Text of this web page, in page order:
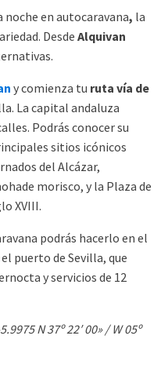
noche en autocaravana, la
Desde Alquivan
y comienza tu ruta vía de
La capital andaluza
Podrás conocer su
sitios icónicos
del Alcázar,
morisco, y la Plaza de
XVIII.
podrás hacerlo en el
puerto de Sevilla, que
y servicios de 12
N 37º 22′ 00» / W 05º